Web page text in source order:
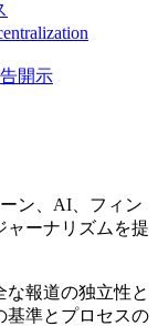
開示
ン、AI、フィン
ャーナリズムを提
報道の独立性と
基準とプロセスの